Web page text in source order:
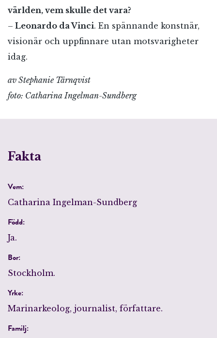
världen, vem skulle det vara?
– Leonardo da Vinci. En spännande konstnär,
visionär och uppfinnare utan motsvarigheter
idag.
av Stephanie Tärnqvist
foto: Catharina Ingelman-Sundberg
Fakta
Vem:
Catharina Ingelman-Sundberg
Född:
Ja.
Bor:
Stockholm.
Yrke:
Marinarkeolog, journalist, författare.
Familj: